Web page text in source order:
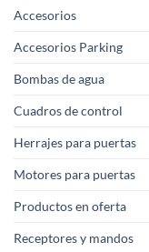
Accesorios
Accesorios Parking
Bombas de agua
Cuadros de control
Herrajes para puertas
Motores para puertas
Productos en oferta
Receptores y mandos